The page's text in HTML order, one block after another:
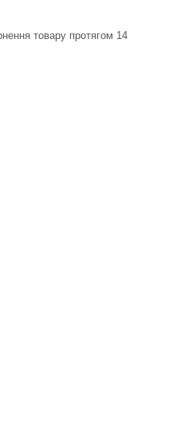
товару протягом 14